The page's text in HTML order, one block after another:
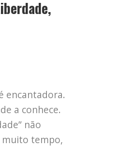
encantadora.
a conhece.
não
muito tempo,